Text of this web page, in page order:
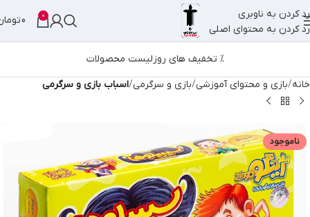
رد کردن به ناوبری
رد کردن به محتوای اصلی
0
0
% تخفیف های روزلیست محصولات
خانه بازی و محتوای آموزشی بازی و سرگرمی اسباب بازی و سرگرمی
ناموجود